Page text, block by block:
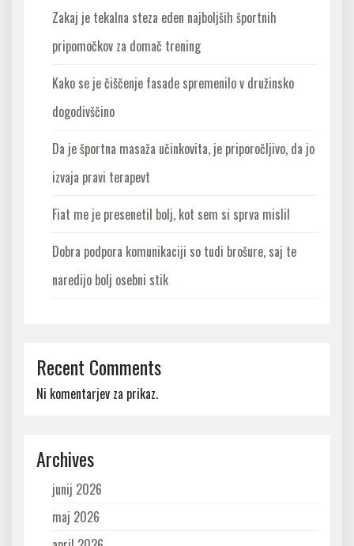
Zakaj je tekalna steza eden najboljših športnih
pripomočkov za domač trening
Kako se je čiščenje fasade spremenilo v družinsko
dogodivščino
Da je športna masaža učinkovita, je priporočljivo, da jo
izvaja pravi terapevt
Fiat me je presenetil bolj, kot sem si sprva mislil
Dobra podpora komunikaciji so tudi brošure, saj te
naredijo bolj osebni stik
Recent Comments
Ni komentarjev za prikaz.
Archives
junij 2026
maj 2026